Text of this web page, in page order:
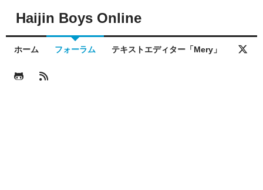
Haijin Boys Online
ホーム フォーラム テキストエディター「Mery」